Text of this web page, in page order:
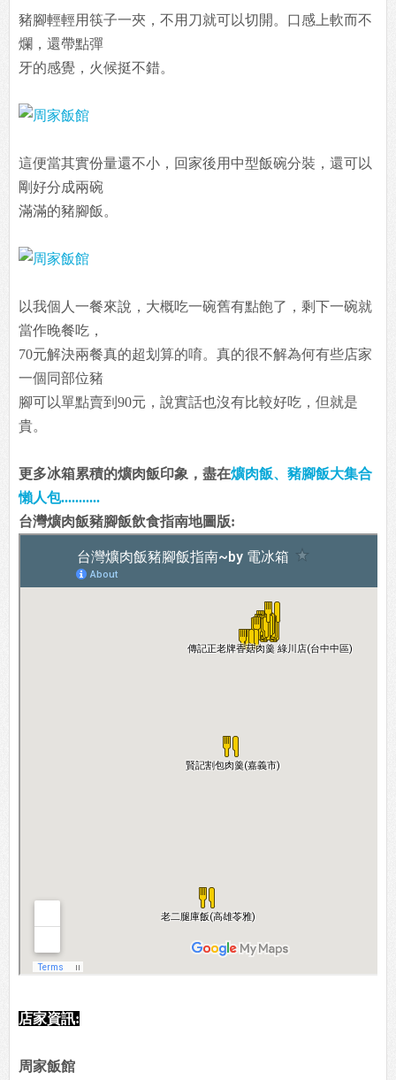
豬腳輕輕用筷子一夾，不用刀就可以切開。口感上軟而不
爛，還帶點彈
牙的感覺，火候挺不錯。
這便當其實份量還不小，回家後用中型飯碗分裝，還可以
剛好分成兩碗
滿滿的豬腳飯。
以我個人一餐來說，大概吃一碗舊有點飽了，剩下一碗就
當作晚餐吃，
70元解決兩餐真的超划算的唷。真的很不解為何有些店家
一個同部位豬
腳可以單點賣到90元，說實話也沒有比較好吃，但就是
貴。
更多冰箱累積的爌肉飯印象，盡在爌肉飯、豬腳飯大集合
懶人包...........
台灣爌肉飯豬腳飯飲食指南地圖版:
店家資訊:
周家飯館